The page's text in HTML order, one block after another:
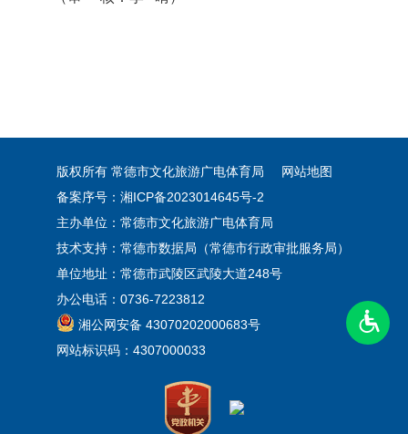
版权所有 常德市文化旅游广电体育局
网站地图
备案序号：湘ICP备2023014645号-2
主办单位：常德市文化旅游广电体育局
技术支持：常德市数据局（常德市行政审批服务局）
单位地址：常德市武陵区武陵大道248号
办公电话：0736-7223812
湘公网安备 43070202000683号
网站标识码：4307000033